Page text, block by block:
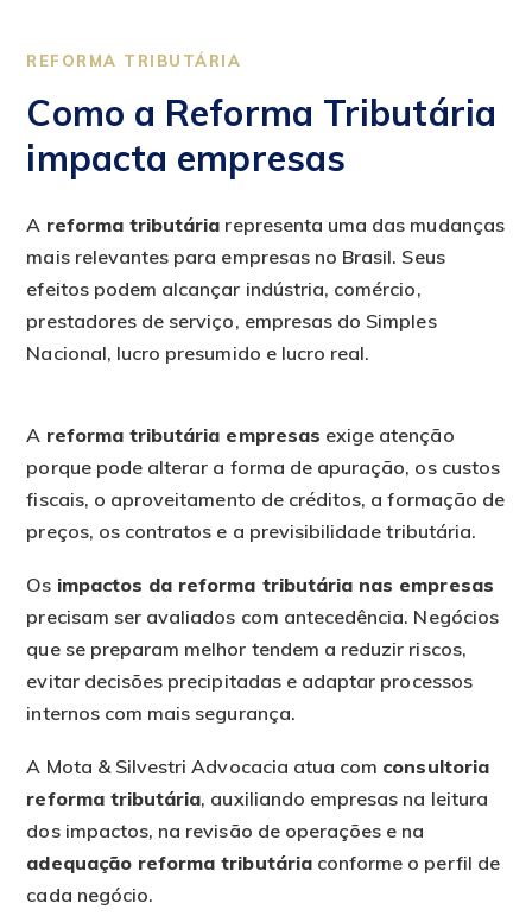
REFORMA TRIBUTÁRIA
Como a Reforma Tributária
impacta empresas
A reforma tributária representa uma das mudanças
mais relevantes para empresas no Brasil. Seus
efeitos podem alcançar indústria, comércio,
prestadores de serviço, empresas do Simples
Nacional, lucro presumido e lucro real.
A reforma tributária empresas exige atenção
porque pode alterar a forma de apuração, os custos
fiscais, o aproveitamento de créditos, a formação de
preços, os contratos e a previsibilidade tributária.
Os impactos da reforma tributária nas empresas
precisam ser avaliados com antecedência. Negócios
que se preparam melhor tendem a reduzir riscos,
evitar decisões precipitadas e adaptar processos
internos com mais segurança.
A Mota & Silvestri Advocacia atua com consultoria
reforma tributária, auxiliando empresas na leitura
dos impactos, na revisão de operações e na
adequação reforma tributáriaconforme o perfil de
cada negócio.